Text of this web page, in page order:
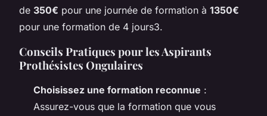
de 350€ pour une journée de formation à 1350€
pour une formation de 4 jours3.
Conseils Pratiques pour les Aspirants
Prothésistes Ongulaires
Choisissez une formation reconnue :
Assurez-vous que la formation que vous